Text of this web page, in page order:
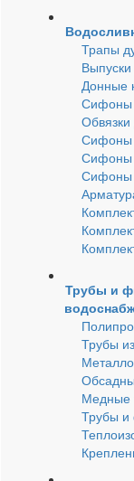
Трапы
Донные
Сифоны
Сифоны
Сифоны
Сифоны
Трубы и
Трубы
Медные
Трубы